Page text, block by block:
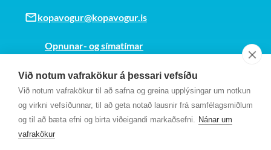
Við notum vafrakökur á þessari vefsíðu
Við notum vafrakökur til að safna og greina upplýsingar um notkun
og virkni vefsíðunnar, til að geta notað lausnir frá samfélagsmiðlum
og til að bæta efni og birta viðeigandi markaðsefni. Nánar um
vafrakökur
kopavogur@kopavogur.is
Opnunar- og símatímar
Kt. 700169-3759
Fundarmannagátt